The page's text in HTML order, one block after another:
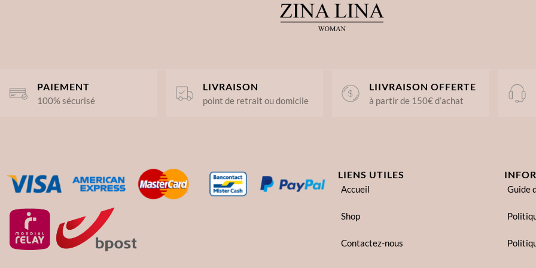
PAIEMENT
100% sécurisé
LIVRAISON
point de retrait ou domicile
LIIVRAISON OFFERTE
à partir de 150€ d’achat
LIENS UTILES
Accueil
Shop
Contactez-nous
Guide